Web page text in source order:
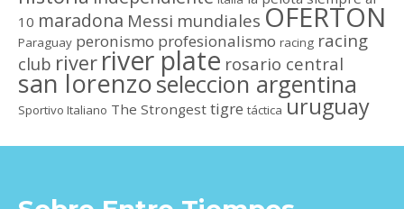
10 maradona Messi mundiales OFERTON
Paraguay peronismo profesionalismo racing racing
club river river plate rosario central
san lorenzoseleccion argentina
Sportivo Italiano The Strongest tigre táctica uruguay